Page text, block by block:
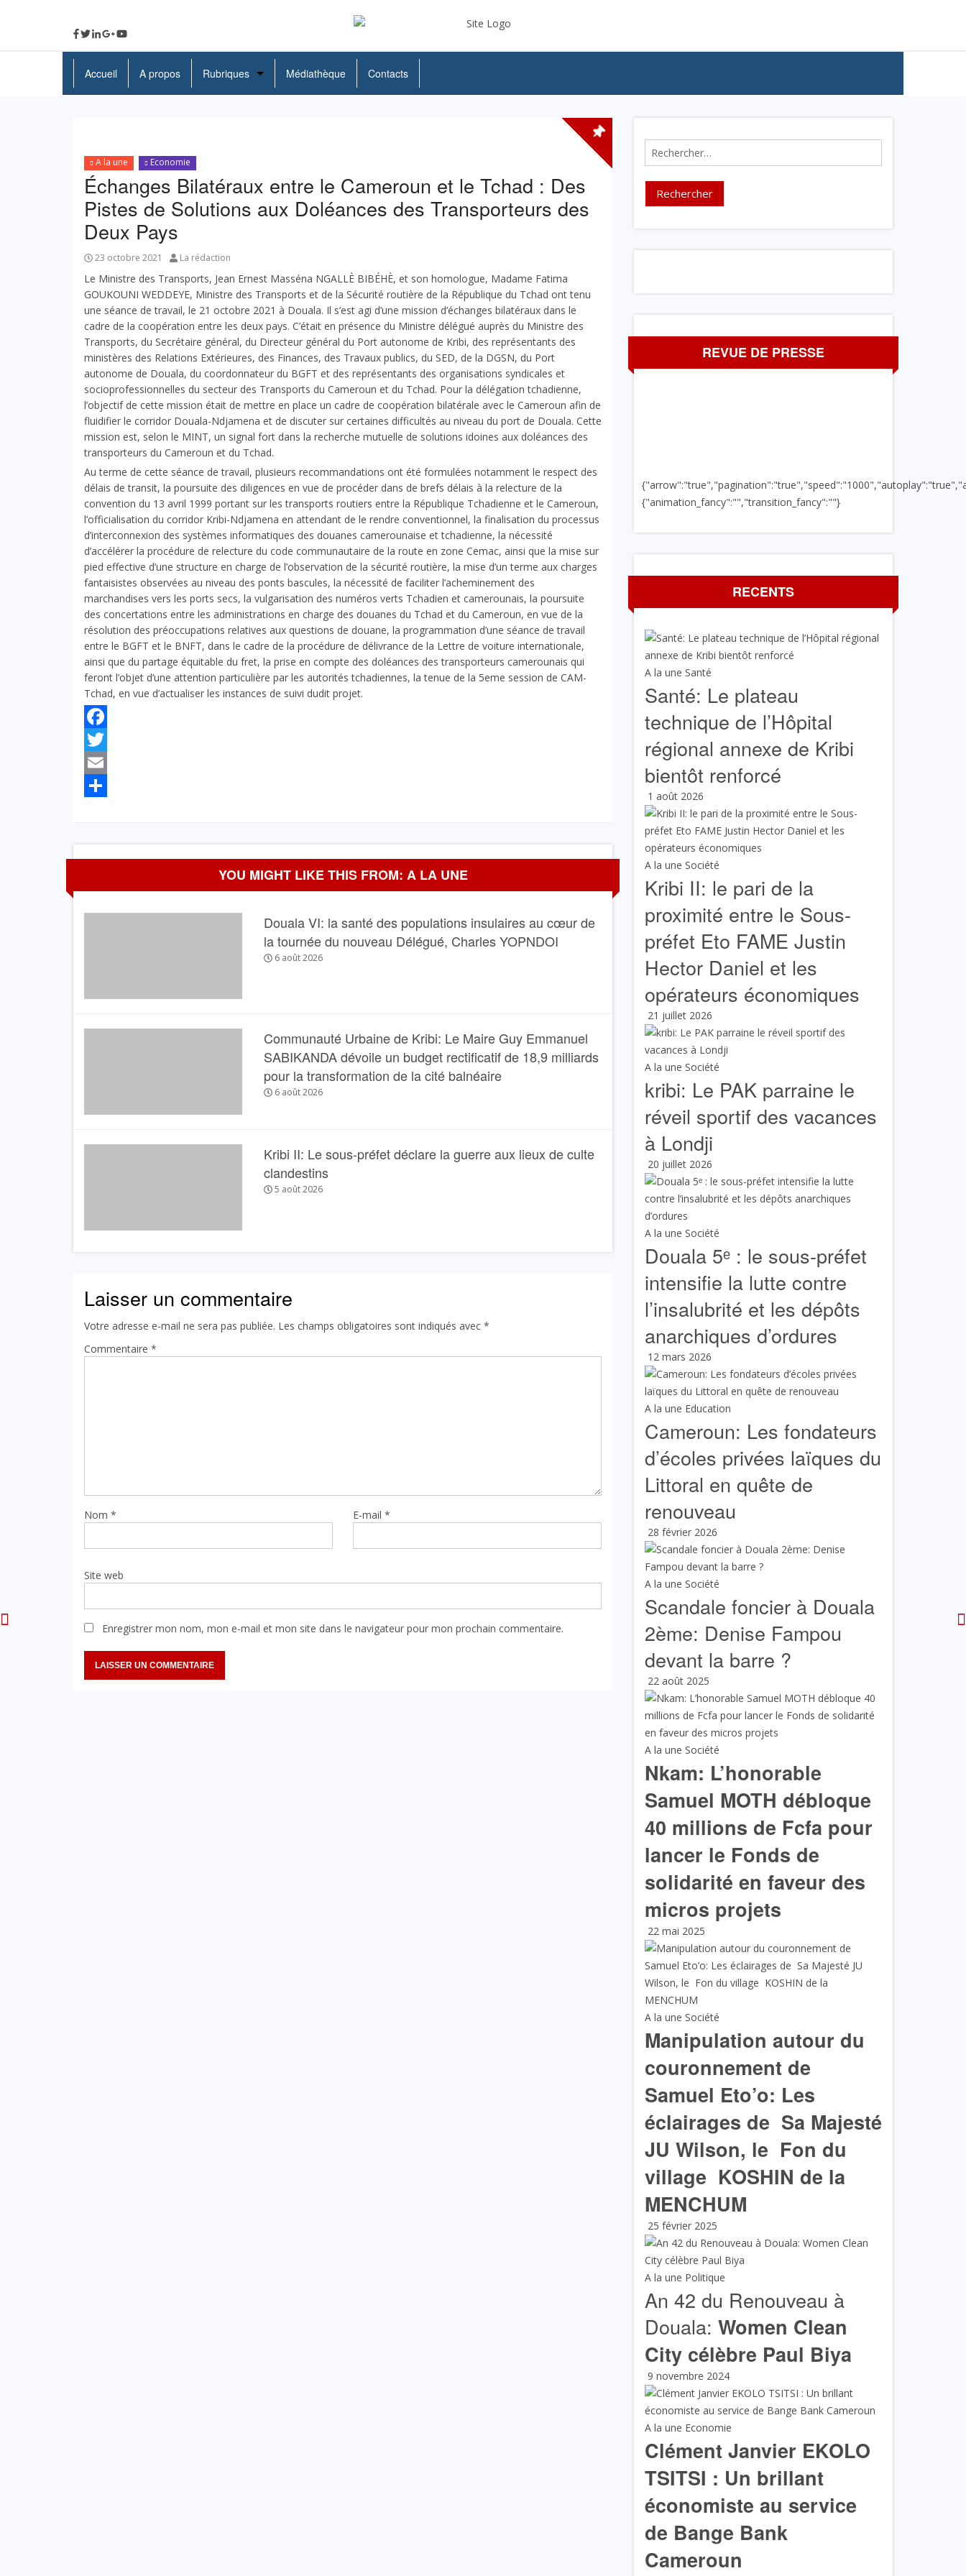
Accueil A propos Rubriques
Education
Santé
Culture
Médiathèque Contacts
A la une Economie
Échanges Bilatéraux entre le Cameroun et le Tchad : Des
Pistes de Solutions aux Doléances des Transporteurs des
Deux Pays
23 octobre 2021 La rédaction
Le Ministre des Transports, Jean Ernest Masséna NGALLÈ BIBÉHÈ, et son homologue, Madame Fatima
GOUKOUNI WEDDEYE, Ministre des Transports et de la Sécurité routière de la République du Tchad ont tenu
une séance de travail, le 21 octobre 2021 à Douala. Il s’est agi d’une mission d’échanges bilatéraux dans le
cadre de la coopération entre les deux pays. C’était en présence du Ministre délégué auprès du Ministre des
Transports, du Secrétaire général, du Directeur général du Port autonome de Kribi, des représentants des
ministères des Relations Extérieures, des Finances, des Travaux publics, du SED, de la DGSN, du Port
autonome de Douala, du coordonnateur du BGFT et des représentants des organisations syndicales et
socioprofessionnelles du secteur des Transports du Cameroun et du Tchad. Pour la délégation tchadienne,
l’objectif de cette mission était de mettre en place un cadre de coopération bilatérale avec le Cameroun afin de
fluidifier le corridor Douala-Ndjamena et de discuter sur certaines difficultés au niveau du port de Douala. Cette
mission est, selon le MINT, un signal fort dans la recherche mutuelle de solutions idoines aux doléances des
transporteurs du Cameroun et du Tchad.
Au terme de cette séance de travail, plusieurs recommandations ont été formulées notamment le respect des
délais de transit, la poursuite des diligences en vue de procéder dans de brefs délais à la relecture de la
convention du 13 avril 1999 portant sur les transports routiers entre la République Tchadienne et le Cameroun,
l’officialisation du corridor Kribi-Ndjamena en attendant de le rendre conventionnel, la finalisation du processus
d’interconnexion des systèmes informatiques des douanes camerounaise et tchadienne, la nécessité
d’accélérer la procédure de relecture du code communautaire de la route en zone Cemac, ainsi que la mise sur
pied effective d’une structure en charge de l’observation de la sécurité routière, la mise d’un terme aux charges
fantaisistes observées au niveau des ponts bascules, la nécessité de faciliter l’acheminement des
marchandises vers les ports secs, la vulgarisation des numéros verts Tchadien et camerounais, la poursuite
des concertations entre les administrations en charge des douanes du Tchad et du Cameroun, en vue de la
résolution des préoccupations relatives aux questions de douane, la programmation d’une séance de travail
entre le BGFT et le BNFT, dans le cadre de la procédure de délivrance de la Lettre de voiture internationale,
ainsi que du partage équitable du fret, la prise en compte des doléances des transporteurs camerounais qui
feront l’objet d’une attention particulière par les autorités tchadiennes, la tenue de la 5eme session de CAM-
Tchad, en vue d’actualiser les instances de suivi dudit projet.
Facebook
Twitter
Email
YOU MIGHT LIKE THIS FROM: A LA UNE
Douala VI: la santé des populations insulaires au cœur de
la tournée du nouveau Délégué, Charles YOPNDOI
6 août 2026
Communauté Urbaine de Kribi: Le Maire Guy Emmanuel
SABIKANDA dévoile un budget rectificatif de 18,9 milliards
pour la transformation de la cité balnéaire
6 août 2026
Kribi II: Le sous-préfet déclare la guerre aux lieux de culte
clandestins
5 août 2026
Laisser un commentaire
Votre adresse e-mail ne sera pas publiée. Les champs obligatoires sont indiqués avec *
Commentaire *
Nom * E-mail*
Site web
Enregistrer mon nom, mon e-mail et mon site dans le navigateur pour mon prochain commentaire.
Rechercher :
REVUE DE PRESSE
{"animation_fancy":"","transition_fancy":""}
RECENTS
A la une Santé
Santé: Le plateau
technique de l’Hôpital
régional annexe de Kribi
bientôt renforcé
1 août 2026
A la une Société
Kribi II: le pari de la
proximité entre le Sous-
préfet Eto FAME Justin
Hector Daniel et les
opérateurs économiques
21 juillet 2026
A la une Société
kribi: Le PAK parraine le
réveil sportif des vacances
à Londji
20 juillet 2026
A la une Société
Douala 5ᵉ : le sous-préfet
intensifie la lutte contre
l’insalubrité et les dépôts
anarchiques d’ordures
12 mars 2026
A la une Education
Cameroun: Les fondateurs
d’écoles privées laïques du
Littoral en quête de
renouveau
28 février 2026
A la une Société
Scandale foncier à Douala
2ème: Denise Fampou
devant la barre ?
22 août 2025
A la une Société
Nkam: L’honorable
Samuel MOTH débloque
40 millions de Fcfa pour
lancer le Fonds de
solidarité en faveur des
micros projets
22 mai 2025
A la une Société
Manipulation autour du
couronnement de
Samuel Eto’o: Les
éclairages de Sa Majesté
JU Wilson, le Fon du
village KOSHIN de la
MENCHUM
25 février 2025
A la une Politique
An 42 du Renouveau à
Douala:Women Clean
City célèbre Paul Biya
9 novembre 2024
A la une Economie
Clément Janvier EKOLO
TSITSI : Un brillant
économiste au service
de Bange Bank
Cameroun